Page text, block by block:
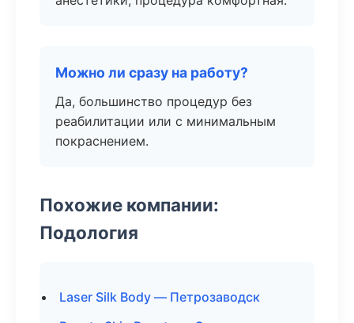
Можно ли сразу на работу?
Да, большинство процедур без
реабилитации или с минимальным
покраснением.
Похожие компании:
Подология
Laser Silk Body — Петрозаводск